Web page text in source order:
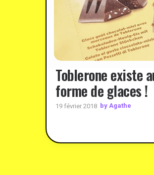
Toblerone existe
forme de glaces !
19 février 2018 by Agathe